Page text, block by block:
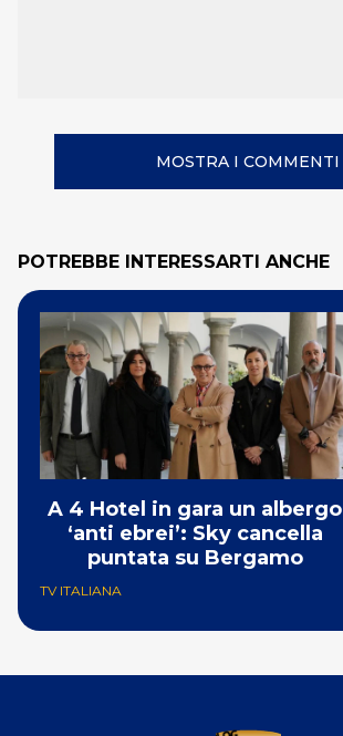
MOSTRA I COMMENTI
POTREBBE INTERESSARTI ANCHE
A 4 Hotel in gara un albergo
‘anti ebrei’: Sky cancella
puntata su Bergamo
TV ITALIANA